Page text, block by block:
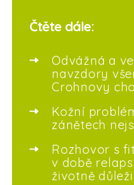
Čtěte dále:
Odvážná a
navzdory
Crohnovy
Kožní
zánětech
Rozhovor s
v době
životně